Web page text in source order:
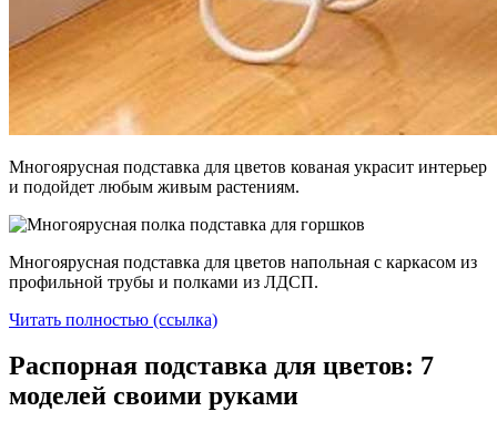
Многоярусная подставка для цветов кованая украсит интерьер
и подойдет любым живым растениям.
Многоярусная подставка для цветов напольная с каркасом из
профильной трубы и полками из ЛДСП.
Читать полностью (ссылка)
Распорная подставка для цветов: 7
моделей своими руками